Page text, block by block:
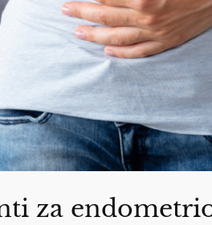
za